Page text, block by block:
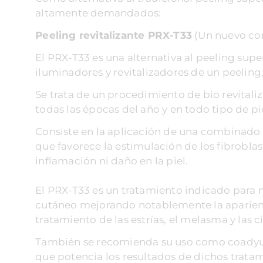
altamente demandados:
Peeling revitalizante PRX-T33 (Un nuevo
El PRX-T33 es una alternativa al peeling
iluminadores y revitalizadores de un
Se trata de un procedimiento de bio
todas las épocas del año y en todo tipo de
Consiste en la aplicación de una
que favorece la estimulación de los
inflamación ni daño en la piel.
El PRX-T33 es un tratamiento indicado
cutáneo mejorando notablemente la
tratamiento de las estrías, el melasma y las
También se recomienda su uso como
que potencia los resultados de dichos